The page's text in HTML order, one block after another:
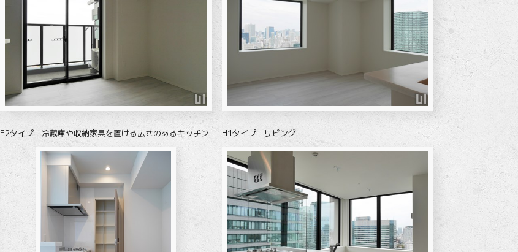
E2タイプ - 冷蔵庫や収納家具を置ける広さのあるキッチン H1タイプ - リビング